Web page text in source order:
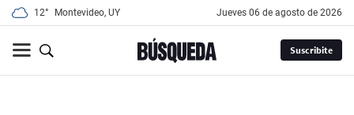
12° Montevideo, UY jueves 06 de agosto de 2026
Suscribite